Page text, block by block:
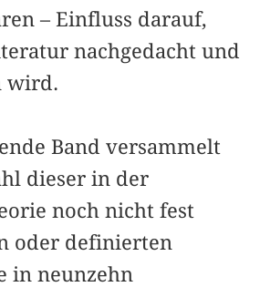
– Einfluss darauf,
nachgedacht und
wird.
Band versammelt
dieser in der
noch nicht fest
oder definierten
in neunzehn